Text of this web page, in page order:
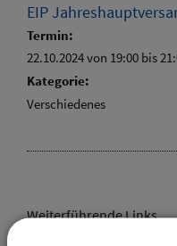
EIP
Termin:
22.10.2024 von 19:00 bis
Kategorie:
Verschiedenes
Weiterführende Links